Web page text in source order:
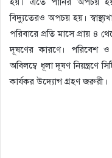
বিদ্যুতেরও অপচয় হয়।
পরিবারে প্রতি মাসে প্রায় ৪
দূষণের কারণে। পরিবেশ ও
অবিলম্বে ধূলা দূষণ নিয়ন্ত্রণে
কার্যকর উদ্যোগ গ্রহণ জরুরী।